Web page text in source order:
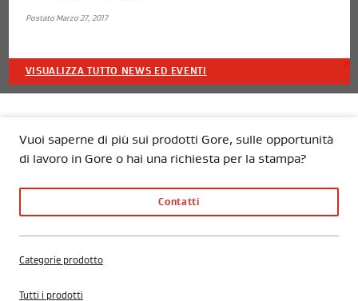
Postato Marzo 27, 2017
VISUALIZZA TUTTO NEWS ED EVENTI
Vuoi saperne di più sui prodotti Gore, sulle opportunità
di lavoro in Gore o hai una richiesta per la stampa?
Contatti
Categorie prodotto
Tutti i prodotti